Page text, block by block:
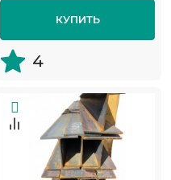
КУПИТЬ
4